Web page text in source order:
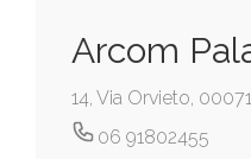
Arcom
14, Via Orvieto,
06 91802455